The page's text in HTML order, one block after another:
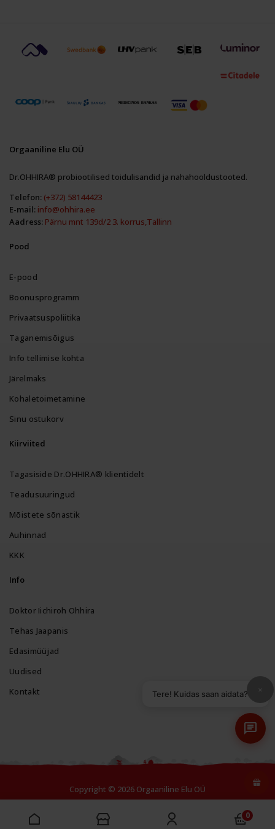
Orgaaniline Elu OÜ
Dr.OHHIRA® probiootilised toidulisandid ja nahahooldustooted.
Telefon: (+372) 58144423
E-mail: info@ohhira.ee
Aadress: Pärnu mnt 139d/2 3. korrus,Tallinn
Pood
E-pood
Boonusprogramm
Privaatsuspoliitika
Taganemisõigus
Info tellimise kohta
Järelmaks
Kohaletoimetamine
Sinu ostukorv
Kiirviited
Tagasiside Dr.OHHIRA® klientidelt
Teadusuuringud
Mõistete sõnastik
Auhinnad
KKK
Info
Doktor Iichiroh Ohhira
Tehas Jaapanis
Edasimüüjad
Uudised
Kontakt
Copyright © 2026 Orgaaniline Elu OÜ
0
×
Tere! Kuidas saan aidata?